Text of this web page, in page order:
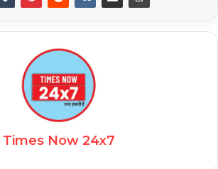
Times Now 24x7